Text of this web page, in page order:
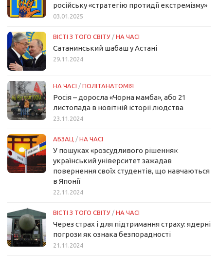
російську «стратегію протидії екстремізму»
03.01.2025
ВІСТІ З ТОГО СВІТУ / НА ЧАСІ
Сатанинський шабаш у Астані
29.11.2024
НА ЧАСІ / ПОЛІТАНАТОМІЯ
Росія – доросла «Чорна мамба», або 21
листопада в новітній історії людства
23.11.2024
АБЗАЦ / НА ЧАСІ
У пошуках «розсудливого рішення»:
український університет зажадав
повернення своїх студентів, що навчаються
в Японії
22.11.2024
ВІСТІ З ТОГО СВІТУ / НА ЧАСІ
Через страх і для підтримання страху: ядерні
погрози як ознака безпорадності
21.11.2024